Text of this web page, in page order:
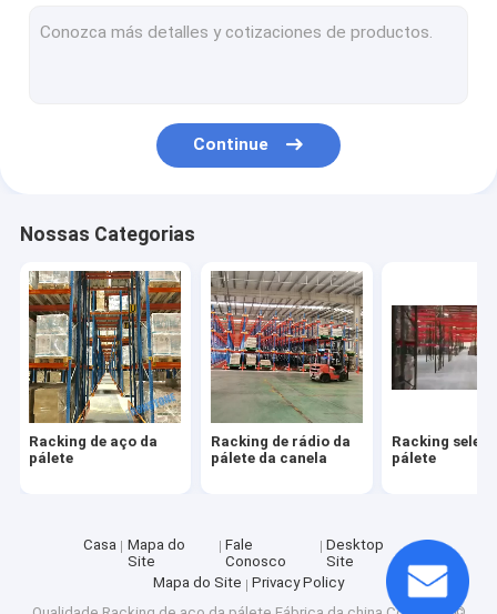
Produtos
Excursão da fábrica
Contacte-nos
Notícia
Casos
Movimentação no racking da pálete
Continue
Nossas Categorias
Racking de aço da
pálete
Racking de rádio da
pálete da canela
Racking
pálete
Casa
Mapa do
Site
Fale
Conosco
Desktop
Site
Mapa do Site
Privacy Policy